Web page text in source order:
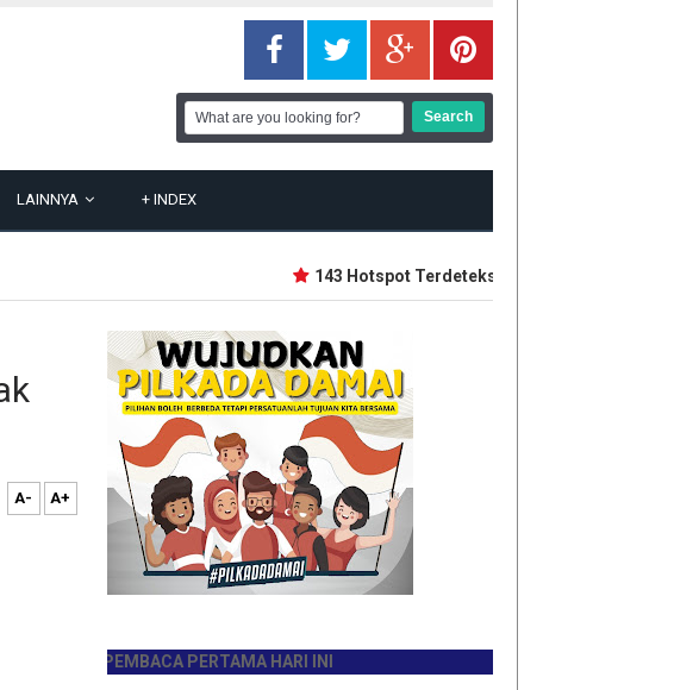
LAINNYA + INDEX
143 Hotspot Terdeteksi di Riau, Rohil Terbanyak
A- A+
PEMBACA PERTAMA HARI INI